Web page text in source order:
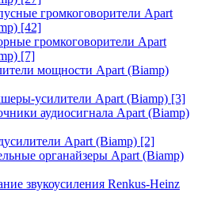
громкоговорители Apart
[42]
громкоговорители Apart
[7]
мощности Apart (Biamp)
усилители Apart (Biamp) [3]
аудиосигнала Apart (Biamp)
Apart (Biamp) [2]
органайзеры Apart (Biamp)
звукоусиления Renkus-Heinz